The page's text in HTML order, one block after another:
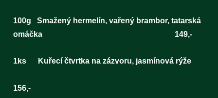
100g Smažený hermelín, vařený brambor, tatarská
omáčka 149,-
1ks Kuřecí čtvrtka na zázvoru, jasmínová rýže
156,-